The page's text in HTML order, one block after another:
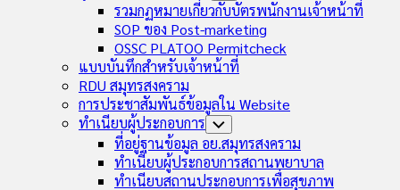
Child
Menu
รวมกฏหมายเกี่ยวกับบัตรพนักงานเจ้าหน้าที่
SOP ของ Post-marketing
OSSC PLATOO Permitcheck
แบบบันทึกสำหรับเจ้าหน้าที่
RDU สมุทรสงคราม
การประชาสัมพันธ์ข้อมูลใน Website
ทำเนียบผู้ประกอบการ Toggle
Child
Menu
ที่อยู่ฐานข้อมูล อย.สมุทรสงคราม
ทำเนียบผู้ประกอบการสถานพยาบาล
ทำเนียบสถานประกอบการเพื่อสุขภาพ